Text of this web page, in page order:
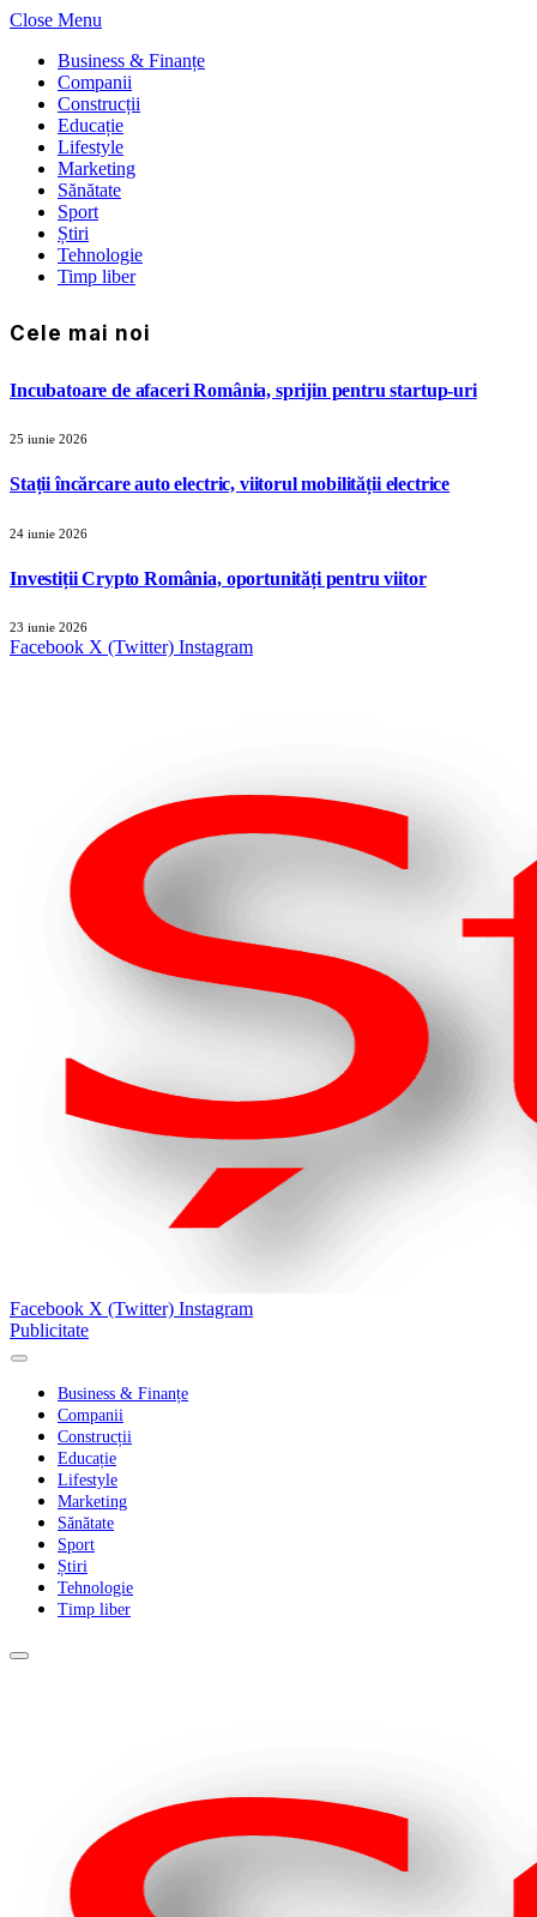
Close Menu
Business & Finanțe
Companii
Construcții
Educație
Lifestyle
Marketing
Sănătate
Sport
Știri
Tehnologie
Timp liber
Cele mai noi
Incubatoare de afaceri România, sprijin pentru startup-uri
25 iunie 2026
Stații încărcare auto electric, viitorul mobilității electrice
24 iunie 2026
Investiții Crypto România, oportunități pentru viitor
23 iunie 2026
Facebook X (Twitter) Instagram
Facebook X (Twitter) Instagram
Publicitate
Business & Finanțe
Companii
Construcții
Educație
Lifestyle
Marketing
Sănătate
Sport
Știri
Tehnologie
Timp liber